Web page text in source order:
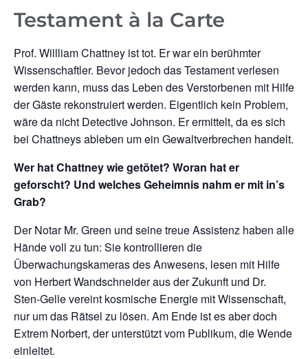
Testament à la Carte
Prof. Willliam Chattney ist tot. Er war ein berühmter
Wissenschaftler. Bevor jedoch das Testament verlesen
werden kann, muss das Leben des Verstorbenen mit Hilfe
der Gäste rekonstruiert werden. Eigentlich kein Problem,
wäre da nicht Detective Johnson. Er ermittelt, da es sich
bei Chattneys ableben um ein Gewaltverbrechen handelt.
Wer hat Chattney wie getötet? Woran hat er
geforscht? Und welches Geheimnis nahm er mit in’s
Grab?
Der Notar Mr. Green und seine treue Assistenz haben alle
Hände voll zu tun: Sie kontrollieren die
Überwachungskameras des Anwesens, lesen mit Hilfe
von Herbert Wandschneider aus der Zukunft und Dr.
Sten-Gelle vereint kosmische Energie mit Wissenschaft,
nur um das Rätsel zu lösen. Am Ende ist es aber doch
Extrem Norbert, der unterstützt vom Publikum, die Wende
einleitet.